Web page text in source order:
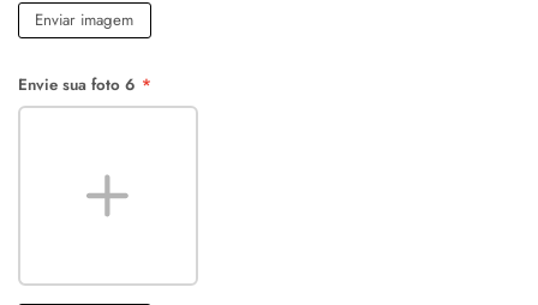
Enviar imagem
Envie sua foto 6 *